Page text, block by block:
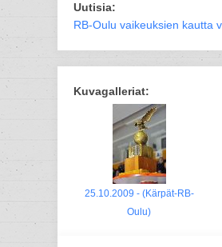
Uutisia:
RB-Oulu vaikeuksien kautta
Kuvagalleriat:
25.10.2009 - (Kärpät-RB-
Oulu)